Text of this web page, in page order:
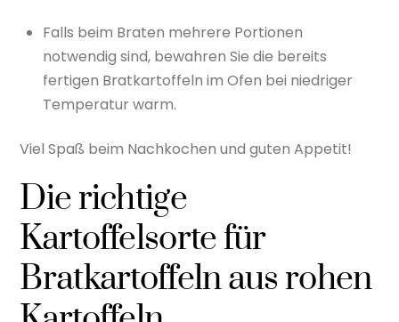
Falls beim Braten mehrere Portionen
notwendig sind, bewahren Sie die bereits
fertigen Bratkartoffeln im Ofen bei niedriger
Temperatur warm.
Viel Spaß beim Nachkochen und guten Appetit!
Die richtige
Kartoffelsorte für
Bratkartoffeln aus rohen